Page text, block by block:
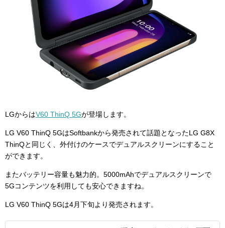
LGからはV60 ThinQ 5Gが登場します。
LG V60 ThinQ 5GはSoftbankから発売されて話題となったLG G8X
ThinQと同じく、外付けのケースでデュアルスクリーンにすること
ができます。
またバッテリー容量も魅力的。5000mAhでデュアルスクリーンで
5Gコンテンツを利用しても安心できますね。
LG V60 ThinQ 5Gは4月下旬より発売されます。